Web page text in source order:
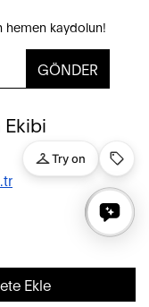
Ekle
hemen kaydolun!
GÖNDER
Ekibi
saklıdır.